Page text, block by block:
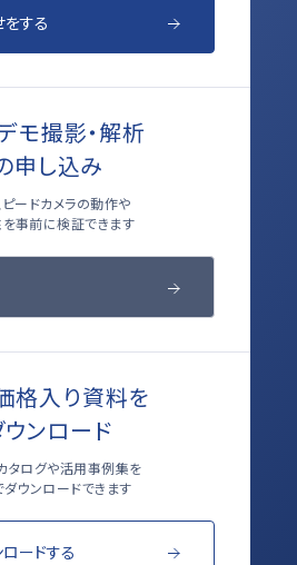
する
モ撮影・解析
申し込み
ードカメラの動作や
事前に検証できます
格入り資料を
ウンロード
タログや活用事例集を
ウンロードできます
ードする